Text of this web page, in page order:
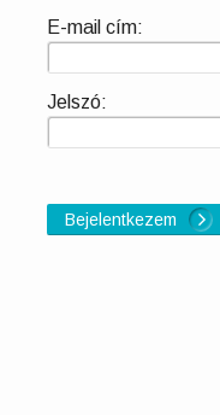
E-mail cím:
Jelszó:
Bejelentkezem